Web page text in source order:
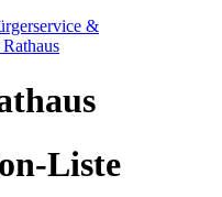
&
Liste